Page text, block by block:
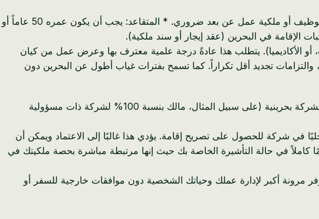
* العامل عن بعد: يتطلب دليلاً قابلاً للتحقق على دخل شهري لا يقل عن 2,000 دولار أمريكي من مصدر غير بحريني. دليل التوظيف أو ملكية عمل عن بعد ضروري. * المتقاعد: يجب أن يكون عمره 50 عاماً أو
أو الأكاديميا). يتطلب هذا عادةً درجة علمية معترف بها وعرض عمل من كيان
تصريح عمل للحامل، والتزامات تجديد أقل تكراراً. كما تسمح بفترات غياب أطول عن البحرين دون
ميزة بارزة في سياسة الهجرة البحرينية هي قدرة أصحاب الشركات على رعاية إقامتهم بأنفسهم. هذا يعني أنه بصفتك مالكاً لشركة بحرينية (على سبيل المثال، مالك بنسبة 100% لشركة ذات مسؤولية
شركة للحصول على تصريح إقامة. يؤدي هذا غالبًا إلى الاعتماد ويمكن أن
في حالة التأشيرة الخاصة بك حيث إنها مرتبطة مباشرة بحصة ملكيتك في
يوفر مرونة أكبر لإدارة عملك وحياتك الشخصية دون موافقات خارجية للسفر أو